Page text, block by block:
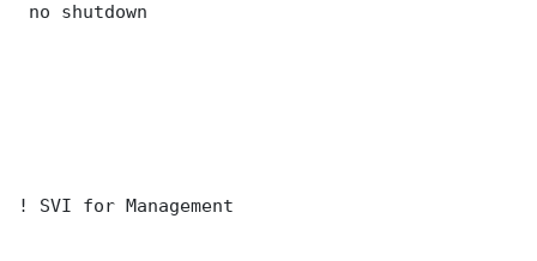
no shutdown
! SVI for Management